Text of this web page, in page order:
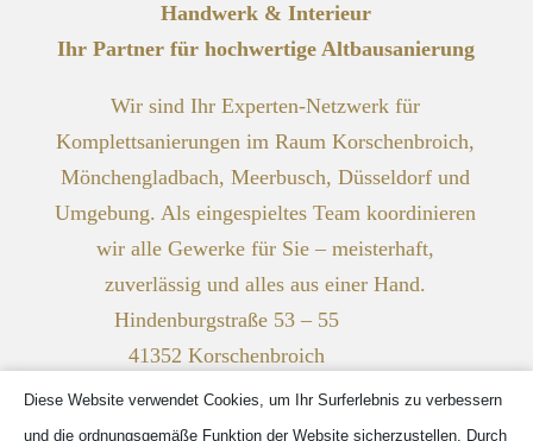
Handwerk & Interieur
Ihr Partner für hochwertige Altbausanierung
Wir sind Ihr Experten-Netzwerk für
Komplettsanierungen im Raum Korschenbroich,
Mönchengladbach, Meerbusch, Düsseldorf und
Umgebung. Als eingespieltes Team koordinieren
wir alle Gewerke für Sie – meisterhaft,
zuverlässig und alles aus einer Hand.
Hindenburgstraße 53 – 55
41352 Korschenbroich
Telefon:02161 40257190
E-Mail:kontakt@handwerk-interieur.de
Diese Website verwendet Cookies, um Ihr Surferlebnis zu verbessern
und die ordnungsgemäße Funktion der Website sicherzustellen. Durch